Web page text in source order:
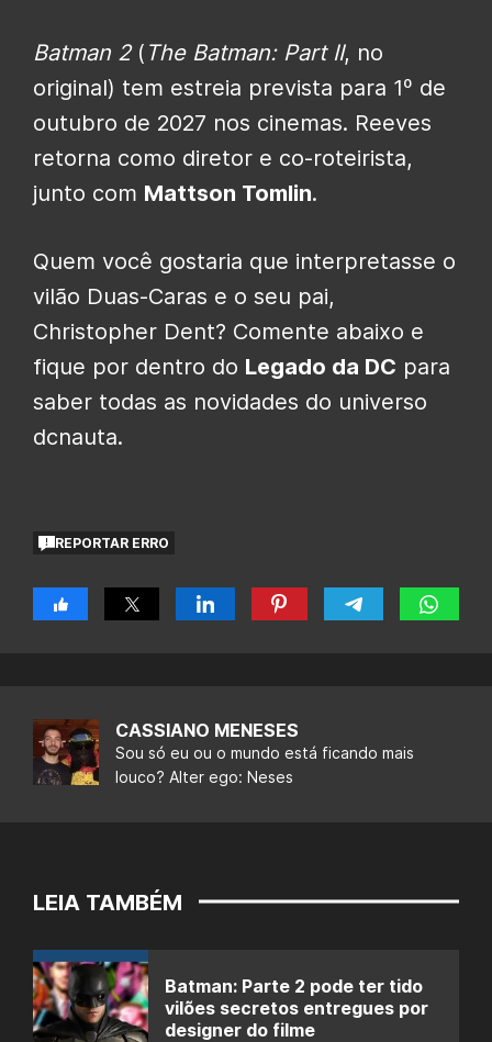
Batman 2 ( The Batman: Part II, no
original) tem estreia prevista para 1º de
outubro de 2027 nos cinemas. Reeves
retorna como diretor e co-roteirista,
junto com Mattson Tomlin.
Quem você gostaria que interpretasse o
vilão Duas-Caras e o seu pai,
Christopher Dent? Comente abaixo e
fique por dentro do Legado da DC para
saber todas as novidades do universo
dcnauta.
REPORTAR ERRO
CASSIANO MENESES
Sou só eu ou o mundo está ficando mais
louco? Alter ego: Neses
LEIA TAMBÉM
Batman: Parte 2 pode ter tido
vilões secretos entregues por
designer do filme